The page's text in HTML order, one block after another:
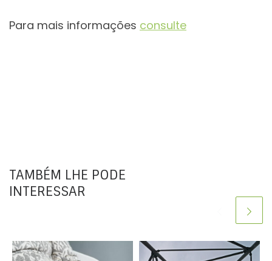
Para mais informações consulte
TAMBÉM LHE PODE
INTERESSAR